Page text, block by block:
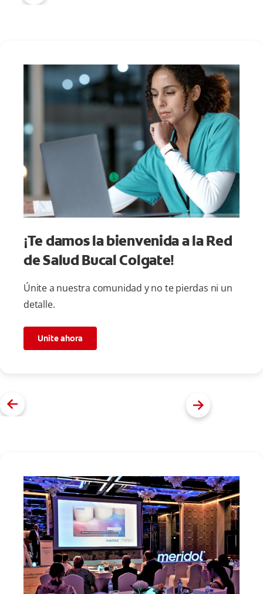
¡Te damos la bienvenida a la Red
de Salud Bucal Colgate!
Únite a nuestra comunidad y no te pierdas ni un
detalle.
Unite ahora